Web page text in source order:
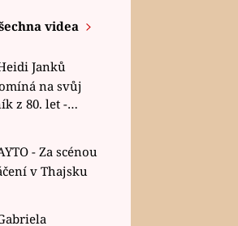
videa
na svůj
z 80. let -
v Thajsku